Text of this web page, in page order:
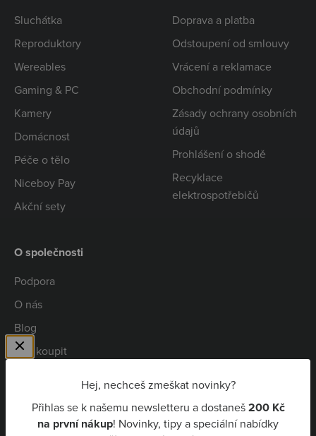
Hej, nechceš zmeškat novinky?
Přihlas se k našemu newsletteru a dostaneš200 Kč
na první nákup! Novinky, tipy a speciální nabídky
Sluchátka
Reproduktory
Wereables
Gaming & PC
Kamery
Domácnost
Péče o tělo
Niceboy Pay
Akční sety
Doprava a platba
Odstoupení od smlouvy
Vrácení a reklamace
Obchodní podmínky
Zásady ochrany osobních
údajů
Prohlášení o shodě
Recyklace
elektrospotřebičů
O společnosti
Podpora
O nás
Blog
Kde koupit
Niceboy Pay